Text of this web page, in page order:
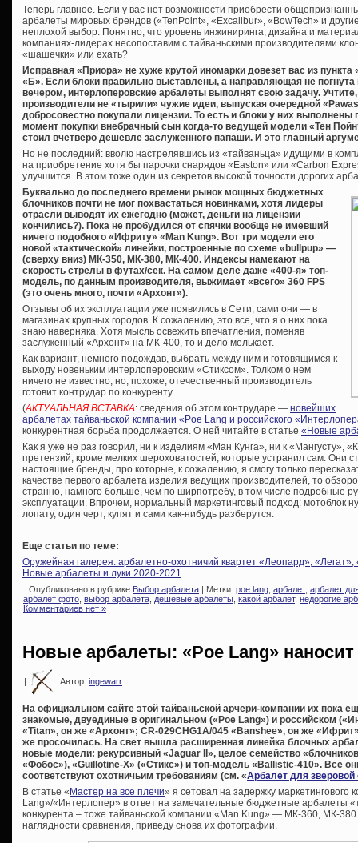
Теперь главное. Если у вас нет возможности приобрести
арбалеты мировых брендов («TenPoint», «Excalibur», «BowTech» и
неплохой выбор. Понятно, что уровень инжиниринга, дизайна и
компаниях-лидерах несопоставим с тайваньскими производителями
«шашечки» или ехать?
Исправная «Приора» не хуже крутой иномарки довезет вас из пункта
«Б». Если блоки правильно выставлены, а направляющая не
вечером, интерлоперовские арбалеты выполнят свою задачу. Учтите,
производители не «тырили» чужие идеи, выпуская очередной
добросовестно покупали лицензии. То есть и блоки у них
момент покупки внебрачный сын когда-то ведущей модели «Тен
стоил вчетверо дешевле заслуженного папаши. И это главный
Но не последний: вволю настрелявшись из «тайваньца» идущими в
на приобретение хотя бы парочки снарядов «Easton» или «Carbon
улучшится. В этом тоже один из секретов высокой точности дорогих
Буквально до последнего времени рынок мощных бюджетных
блочников почти не мог похвастаться новинками, хотя лидеры
отрасли выводят их ежегодно (может, деньги на лицензии
кончились?). Пока не пробудился от спячки вообще не имевший
ничего подобного «Ифриту» «Man Kung». Вот три модели его
новой «тактической» линейки, построенные по схеме «bullpup» —
(сверху вниз) МК-350, МК-380, МК-400. Индексы намекают на
скорость стрелы в футах/сек. На самом деле даже «400-я» топ-
модель, по данным производителя, выжимает «всего» 360 FPS
(это очень много, почти «Архонт»).
Отзывы об их эксплуатации уже появились в Сети, сами они — в
магазинах крупных городов. К сожалению, это все, что я о них пока
знаю наверняка. Хотя мысль освежить впечатления, поменяв
заслуженный «Архонт» на МК-400, то и дело мелькает.
Как вариант, немного подождав, выбрать между ним и готовящимся к
выходу новеньким интерлоперовским «Стиксом». Толком о нем
ничего не известно, но, похоже, отечественный производитель
готовит контрудар по конкуренту.
(АКТУАЛЬНАЯ ВСТАВКА: сведения об этом контрударе — новейших
арбалетах тайваньской компании «Poe Lang и российского
конкурентная борьба продолжается. О ней читайте в статье «Новые
Как я уже не раз говорил, ни к изделиям «Ман Кунга», ни к «Мангусту»,
претензий, кроме мелких шероховатостей, которые устранил сам. Они
настоящие бренды, про которые, к сожалению, я смогу только
качестве первого арбалета изделия ведущих производителей, то
странно, намного больше, чем по ширпотребу, в том числе подробные
эксплуатации. Впрочем, нормальный маркетинговый подход: мотоблок
лопату, один черт, купят и сами как-нибудь разберутся.
Еще статьи по теме:
Оружейная галерея: арбалетно-охотничий квартет «Леопард»,
Новые арбалеты и луки 2020-2021
Опубликовано в рубрике Выбор арбалета | Метки: poe lang арбалет, арбалет
арбалет фото выбор арбалета дешевые арбалеты какой арбалет, недорогие
Комментариев нет »
Новые арбалеты: «Poe Lang»
Автор: ingewarr
На официальном сайте этой тайваньской арчери-компании их пока
знакомые, двуединые в оригинальном («Poe Lang») и российском
«Titan», он же «Архонт»; CR-029CHG1A/045 «Banshee», он же
же просочилась. На свет вышла расширенная линейка блочных
новые модели: рекурсивный «Jaguar II», целое семейство
«Фобос»), «Guillotine-X» («Стикс») и топ-модель «Ballistic-410». Все
соответствуют охотничьим требованиям (см. «Арбалет для зверовой
В статье « Мастер на все плечи» я сетовал на задержку маркетингового
Lang»/«Интерлопер» в ответ на замечательные бюджетные арбалеты
конкурента – тоже тайваньской компании «Man Kung» — МК-360, МК-
наглядности сравнения, приведу снова их фотографии.